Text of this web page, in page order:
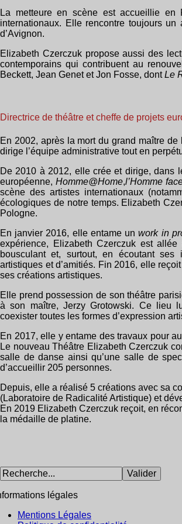
La metteure en scène est accueillie en
internationaux. Elle rencontre toujours
d’Avignon.
Elizabeth Czerczuk propose aussi des
contemporains qui contribuent au
Beckett, Jean Genet et Jon Fosse, dontLe
Directrice de théâtre et cheffe de projets
En 2002, après la mort du grand maître
dirige l’équipe administrative tout en
De 2010 à 2012, elle crée et dirige, dans
européenne, Homme@Home,l’Homme
scène des artistes internationaux
écologiques de notre temps. Elizabeth
Pologne.
En janvier 2016, elle entame unwork in
expérience, Elizabeth Czerczuk est
bousculant et, surtout, en écoutant ses
artistiques et d’amitiés. Fin 2016, elle
ses créations artistiques.
Elle prend possession de son théâtre
à son maître, Jerzy Grotowski. Ce lieu
coexister toutes les formes d’expression
En 2017, elle y entame des travaux pour
Le nouveau Théâtre Elizabeth Czerczuk
salle de danse ainsi qu’une salle de
d’accueillir 205 personnes.
Depuis, elle a réalisé 5 créations avec sa
(Laboratoire de Radicalité Artistique) et
En 2019 Elizabeth Czerczuk reçoit, en
la médaille de platine.
légales
Mentions Légales